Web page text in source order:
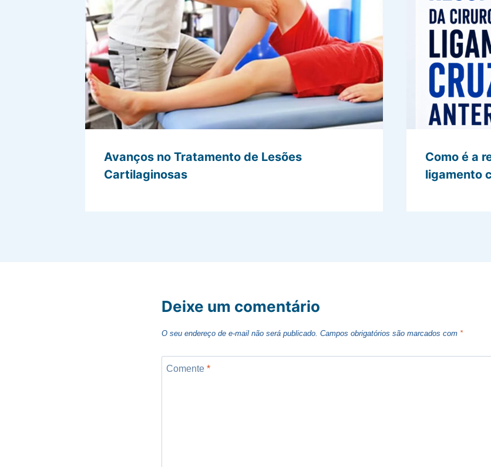
Avanços no Tratamento de Lesões
Cartilaginosas
Como é a
ligamento
Deixe um comentário
O seu endereço de e-mail não será publicado. Campos obrigatórios são marcados com *
Comente *